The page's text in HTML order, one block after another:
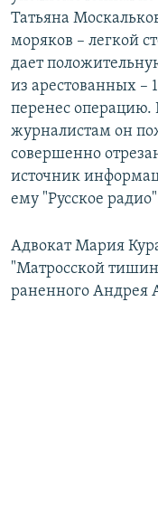
Татьяна
моряков – легкой
дает
из арестованных –
перенес
журналистам он
совершенно
источник
ему "Русское
Адвокат Мария
"Матросской
раненного Андрея